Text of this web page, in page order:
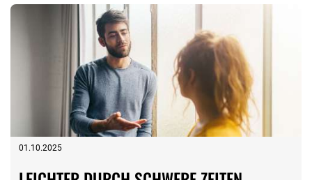
traditionelle Verlosung über Preise der Deutschen Bahn hinaus
einen gemeinschaftlichen Anlass: Sämtliche Einnahmen waren
für die mildtätige Arbeit der Stiftung EWH vorherbestimmt. Wir
freuen uns über die Spendensumme von exakt 1.034 Euro und
sagen DANKE für dieses Engagement! Sie möchten auch einen
Anlass nutzen, um unsere sozialen Leistungen zu unterstützen?
Sprechen Sie uns an: www.stiftungsfamilie.de/spenden
01.10.2025